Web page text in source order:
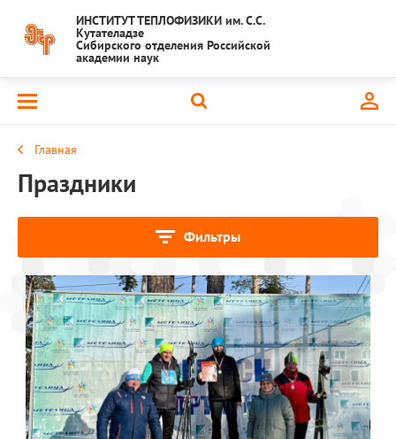
ИНСТИТУТ ТЕПЛОФИЗИКИ им. С.С.
Кутателадзе
Сибирского отделения Российской
академии наук
Главная
Праздники
Фильтры